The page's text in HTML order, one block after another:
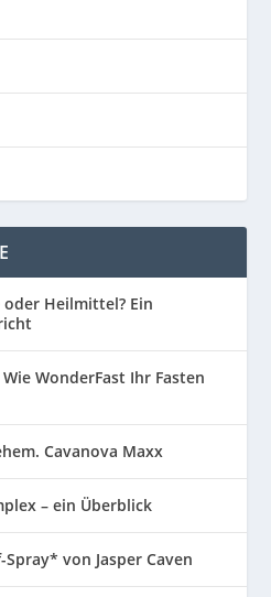
oder Heilmittel? Ein
WonderFast Ihr Fasten
Cavanova Maxx
– ein Überblick
von Jasper Caven